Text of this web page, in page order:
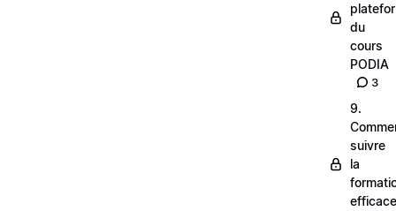
du
cours
PODIA
3
9.
suivre
la